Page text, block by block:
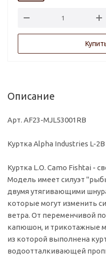
Описание
Арт. AF23-MJL53001RB
Куртка Alpha Industries L-2B
Куртка L.O. Camo Fishtai -
Модель имеет силуэт
двумя утягивающими
которые могут изменить
ветра. От переменчивой
капюшон, и трикотажные
из которой выполнена
водоотталкивающей